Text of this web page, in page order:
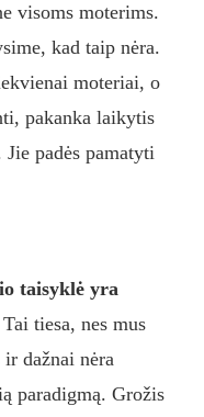
visoms moterims.
kad taip nėra.
moteriai, o
pakanka laikytis
Jie padės pamatyti
taisyklė yra
tiesa, nes mus
dažnai nėra
paradigmą. Grožis